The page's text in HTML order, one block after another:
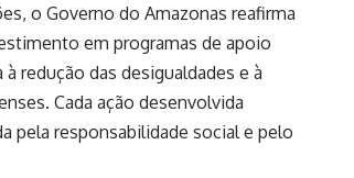
o Governo do Amazonas reafirma
em programas de apoio
redução das desigualdades e à
Cada ação desenvolvida
pela responsabilidade social e pelo